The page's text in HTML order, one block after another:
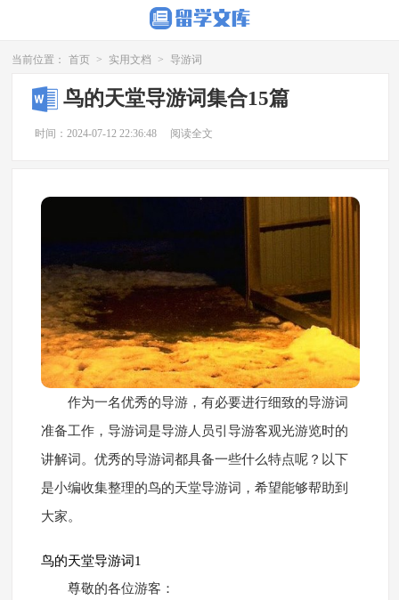
当前位置： 首页 > 实用文档 > 导游词
鸟的天堂导游词集合15篇
时间：2024-07-12 22:36:48 阅读全文
作为一名优秀的导游，有必要进行细致的导游词
准备工作，导游词是导游人员引导游客观光游览时的
讲解词。优秀的导游词都具备一些什么特点呢？以下
是小编收集整理的鸟的天堂导游词，希望能够帮助到
大家。
鸟的天堂导游词1
尊敬的各位游客：